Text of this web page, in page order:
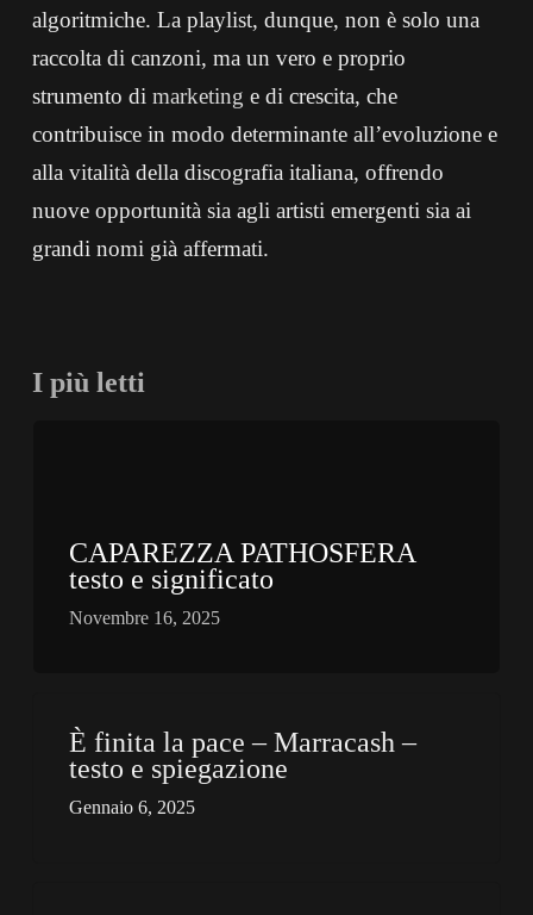
algoritmiche. La playlist, dunque, non è solo una
raccolta di canzoni, ma un vero e proprio
strumento di marketing e di crescita, che
contribuisce in modo determinante all’evoluzione e
alla vitalità della discografia italiana, offrendo
nuove opportunità sia agli artisti emergenti sia ai
grandi nomi già affermati.
I più letti
CAPAREZZA PATHOSFERA
testo e significato
Novembre 16, 2025
È finita la pace – Marracash –
testo e spiegazione
Gennaio 6, 2025